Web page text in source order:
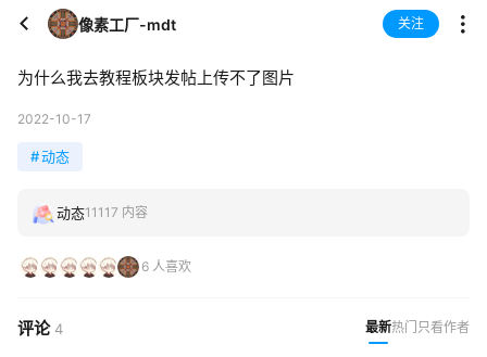
像素工厂-mdt 关注
为什么我去教程板块发帖上传不了图片
2022-10-17
#动态
动态11117 内容
6 人喜欢
评论4 最新热门 只看作者